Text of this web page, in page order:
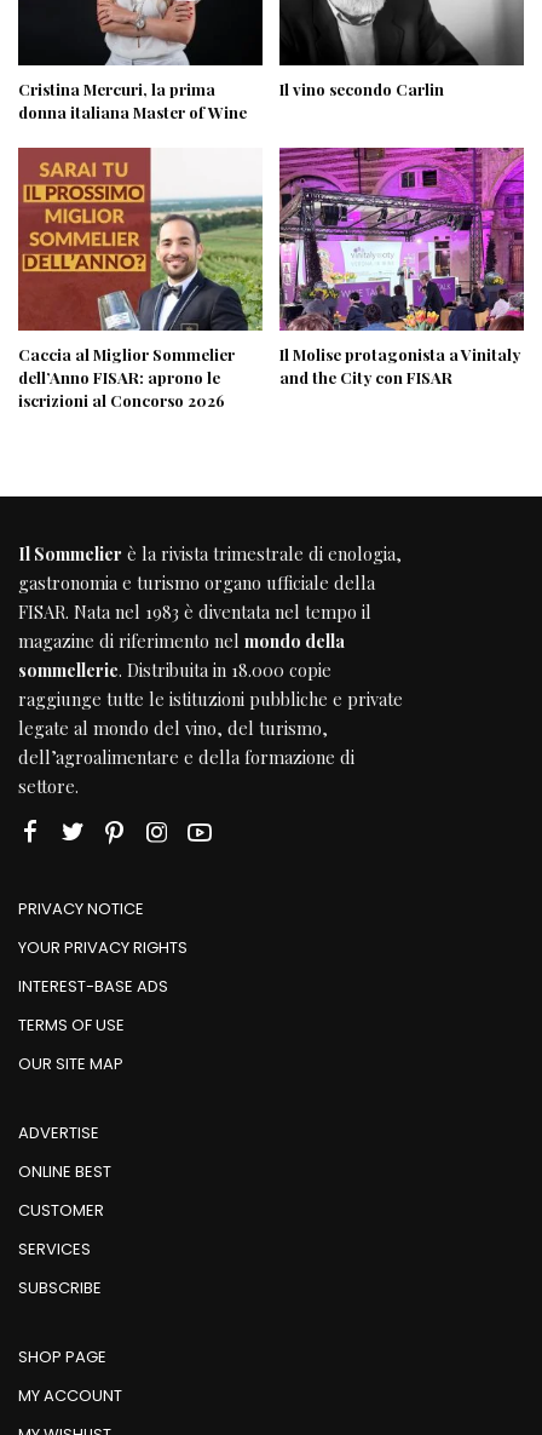
Cristina Mercuri, la prima
donna italiana Master of Wine
Il vino secondo Carlin
Caccia al Miglior Sommelier
dell’Anno FISAR: aprono le
iscrizioni al Concorso 2026
Il Molise protagonista a Vinitaly
and the City con FISAR
Il Sommelier è la rivista trimestrale di enologia,
gastronomia e turismo organo ufficiale della
FISAR. Nata nel 1983 è diventata nel tempo il
magazine di riferimento nel mondo della
sommellerie. Distribuita in 18.000 copie
raggiunge tutte le istituzioni pubbliche e private
legate al mondo del vino, del turismo,
dell’agroalimentare e della formazione di
settore.
PRIVACY NOTICE
YOUR PRIVACY RIGHTS
INTEREST-BASE ADS
TERMS OF USE
OUR SITE MAP
ADVERTISE
ONLINE BEST
CUSTOMER
SERVICES
SUBSCRIBE
SHOP PAGE
MY ACCOUNT